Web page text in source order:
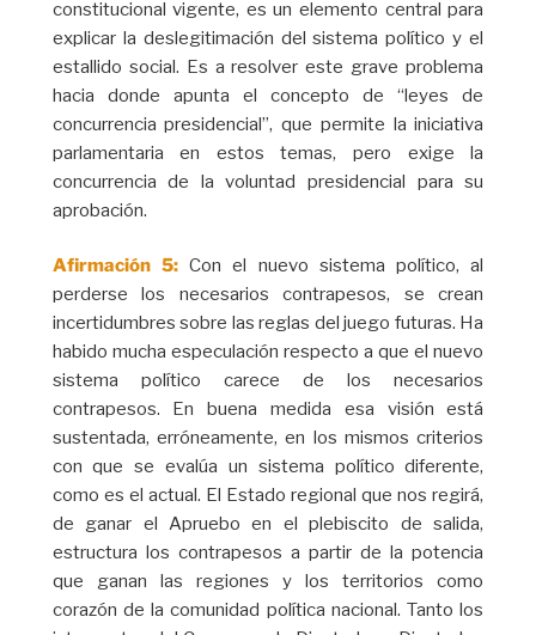
constitucional vigente, es un elemento central para
explicar la deslegitimación del sistema político y el
estallido social. Es a resolver este grave problema
hacia donde apunta el concepto de “leyes de
concurrencia presidencial”, que permite la iniciativa
parlamentaria en estos temas, pero exige la
concurrencia de la voluntad presidencial para su
aprobación.
Afirmación 5:Con el nuevo sistema político, al
perderse los necesarios contrapesos, se crean
incertidumbres sobre las reglas del juego futuras. Ha
habido mucha especulación respecto a que el nuevo
sistema político carece de los necesarios
contrapesos. En buena medida esa visión está
sustentada, erróneamente, en los mismos criterios
con que se evalúa un sistema político diferente,
como es el actual. El Estado regional que nos regirá,
de ganar el Apruebo en el plebiscito de salida,
estructura los contrapesos a partir de la potencia
que ganan las regiones y los territorios como
corazón de la comunidad política nacional. Tanto los